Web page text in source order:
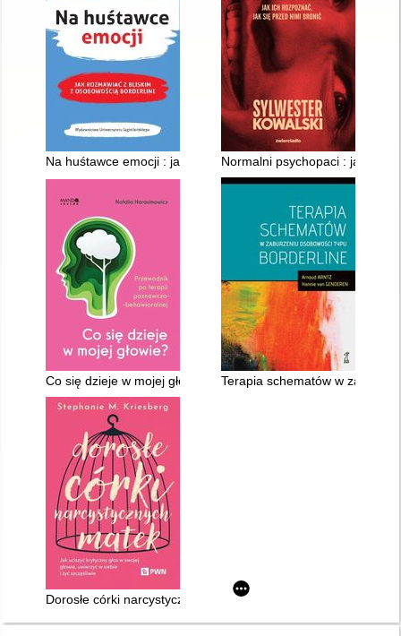
Na huśtawce emocji : jak rozmawiać z bliskimi z osobowością
Normalni psychopaci : jak ich
Co się dzieje w mojej głowie? : przewodnik po terapii
Terapia schematów w
Dorosłe córki narcystycznych matek : jak uciszyć krytyczny